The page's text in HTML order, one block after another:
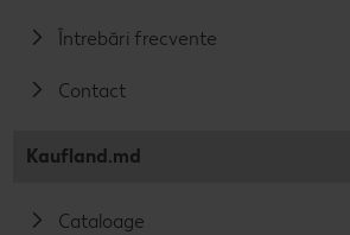
Întrebări frecvente
Contact
Kaufland.md
Cataloage